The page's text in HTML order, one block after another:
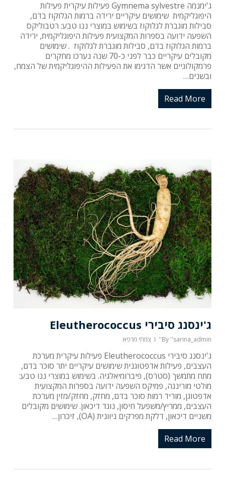
ג'ימנמה Gymnema sylvestre פעילות עיקרית פעילות
היפוגליקמית שימושים עיקריים ירידה ברמות הגלוקוז בדם,
סבילות מוגברת לגלוקוז בשימוש במוצרי ננו טבע: רטבוליקס
השפעה ידועה בספרות המקצועית פעילות היפוגליקמית, ירידה
ברמות הגלוקוז בדם, סבילות מוגברת לגלוקוז . שימושים
מקובלים עיקריים כבר לפני כ-70 שנה נערכו מחקרים
פרמקולוגיים אשר הדגימו את הפעילות ההיפוגליקמית של הצמח,
ובשנים…
Read More
ג'ינסנג סיבירי Eleutherococcus
By ''sarina_admin'' צמחי מרפא
ג'ינסנג סיבירי Eleutherococcus פעילות עיקרית מערכת
העצבים, פעילות אדפטוגנית שימושים עיקריים יתר סוכר בדם,
מתח מתמשך (סטרס), פיברומיאלגיה. בשימוש במוצרי ננו טבע:
מולטי מורינגה, פמיקס השפעה ידועה בספרות המקצועית
אדפטוגן, מוריד רמות סוכר בדם, מחזק, מחזק/מזין מערכת
העצבים, ממריץ/משפעל חיסון, נוגד דיכאון. שימושים מקובלים
משניים דיכאון, דלקת מפרקים ניוונית (OA), זיכרון…
Read More